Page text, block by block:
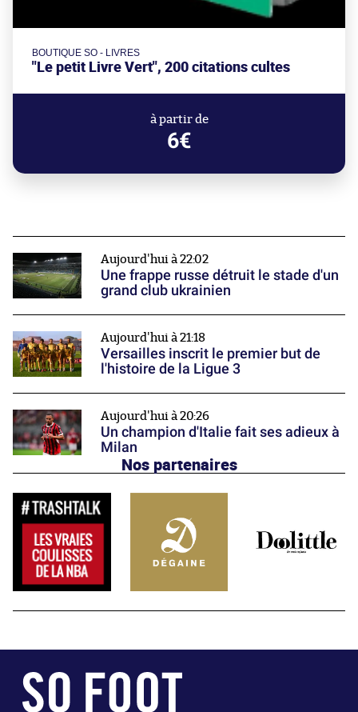
BOUTIQUE SO - LIVRES
"Le petit Livre Vert", 200 citations cultes
à partir de
6€
Aujourd'hui à 22:02
Une frappe russe détruit le stade d'un
grand club ukrainien
Aujourd'hui à 21:18
Versailles inscrit le premier but de
l'histoire de la Ligue 3
Aujourd'hui à 20:26
Un champion d'Italie fait ses adieux à
Milan
Nos partenaires